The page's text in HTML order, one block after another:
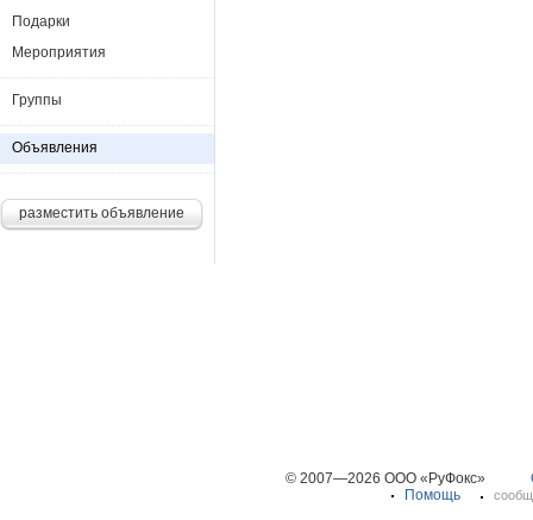
Подарки
Мероприятия
Группы
Объявления
разместить объявление
© 2007—2026 ООО «РуФокс»
Помощь